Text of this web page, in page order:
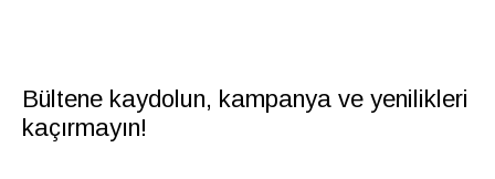
Bültene kaydolun, kampanya ve yenilikleri
kaçırmayın!